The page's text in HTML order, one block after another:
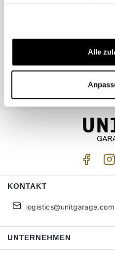
Alle
Ich akzeptiere die
KONTAKT
logistics@unitgarage.com
UNTERNEHMEN